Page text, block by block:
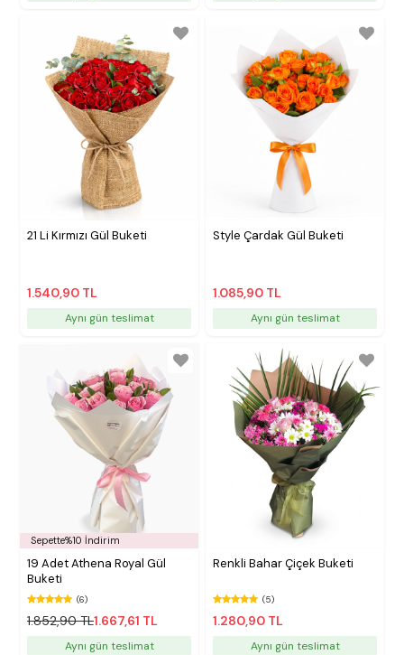
21 Li Kırmızı Gül Buketi
1.540,90 TL
Aynı gün teslimat
Style Çardak Gül Buketi
1.085,90 TL
Aynı gün teslimat
Sepette%10 İndirim
19 Adet Athena Royal Gül
Buketi
(6)
1.852,90 TL1.667,61 TL
Aynı gün teslimat
Renkli Bahar Çiçek Buketi
(5)
1.280,90 TL
Aynı gün teslimat